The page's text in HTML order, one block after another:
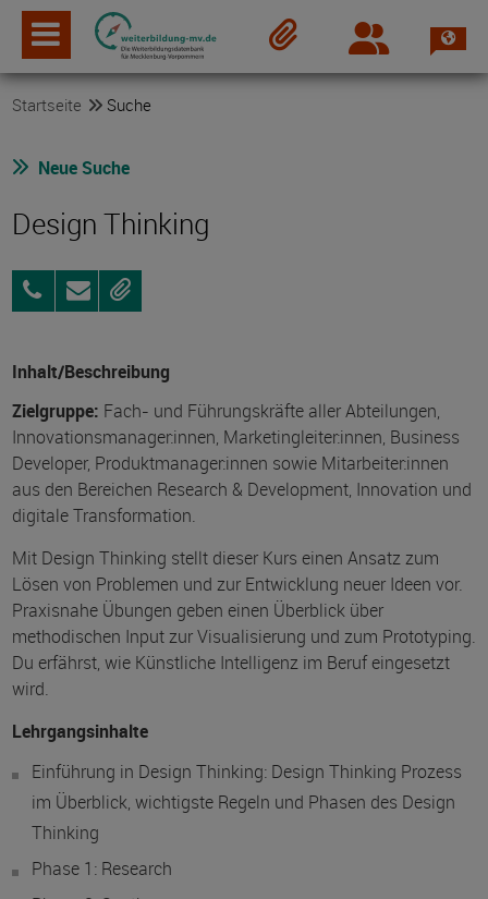
Login
Startseite Suche
Neue Suche
Design Thinking
0800
3456-
AnfragenMerken
Inhalt/Beschreibung
Zielgruppe: Fach- und Führungskräfte aller Abteilungen,
Innovationsmanager:innen, Marketingleiter:innen, Business
Developer, Produktmanager:innen sowie Mitarbeiter:innen
aus den Bereichen Research & Development, Innovation und
digitale Transformation.
Mit Design Thinking stellt dieser Kurs einen Ansatz zum
Lösen von Problemen und zur Entwicklung neuer Ideen vor.
Praxisnahe Übungen geben einen Überblick über
methodischen Input zur Visualisierung und zum Prototyping.
Du erfährst, wie Künstliche Intelligenz im Beruf eingesetzt
wird.
Lehrgangsinhalte
Einführung in Design Thinking: Design Thinking Prozess
im Überblick, wichtigste Regeln und Phasen des Design
Thinking
Phase 1: Research